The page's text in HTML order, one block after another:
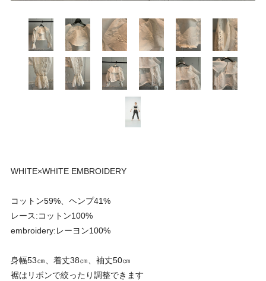
WHITE×WHITE EMBROIDERY
コットン59%、ヘンプ41%
レース:コットン100%
embroidery:レーヨン100%
身幅53㎝、着丈38㎝、袖丈50㎝
裾はリボンで絞ったり調整できます